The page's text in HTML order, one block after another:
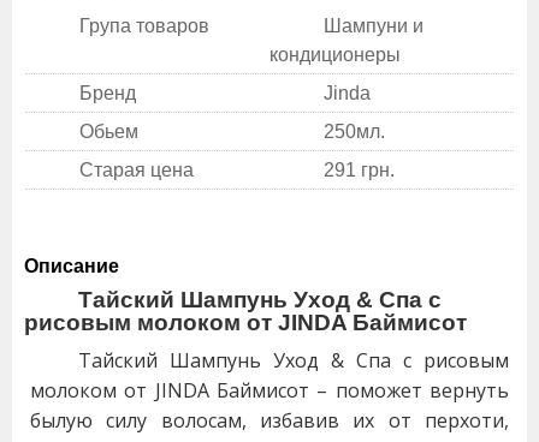
Група товаров
Шампуни и
кондиционеры
Бренд
Jinda
Обьем
250мл.
Старая цена
291 грн.
Описание
Тайский Шампунь Уход & Спа c
рисовым молоком от JINDA Баймисот
Тайский Шампунь Уход & Спа c рисовым
молоком от JINDA Баймисот – поможет вернуть
былую силу волосам, избавив их от перхоти,